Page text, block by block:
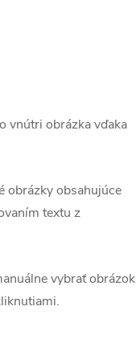
vnútri obrázka vďaka
obrázky obsahujúce
textu z
vybrať obrázok